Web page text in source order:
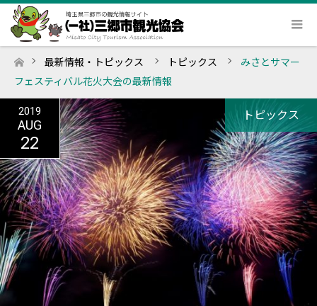
ホーム
最新情報・トピックス トピックス
みさとサマー
フェスティバル花火大会の最新情報
2019
AUG
22
トピックス